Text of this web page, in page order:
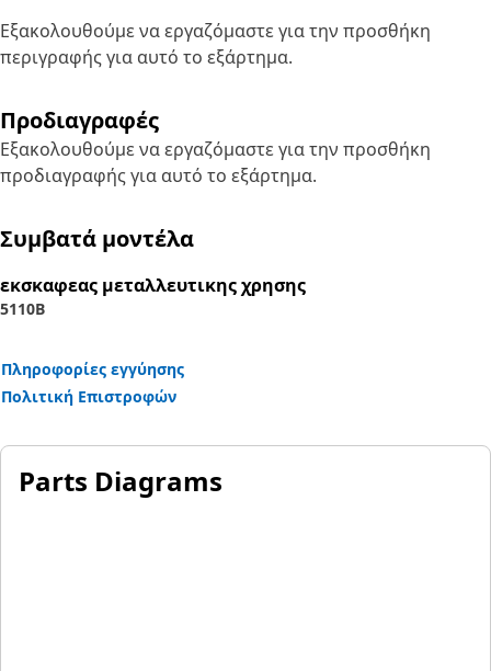
Εξακολουθούμε να εργαζόμαστε για την προσθήκη
περιγραφής για αυτό το εξάρτημα.
Προδιαγραφές
Εξακολουθούμε να εργαζόμαστε για την προσθήκη
προδιαγραφής για αυτό το εξάρτημα.
Συμβατά μοντέλα
εκσκαφεας μεταλλευτικης χρησης
5110B
Πληροφορίες εγγύησης
Πολιτική Επιστροφών
Parts Diagrams